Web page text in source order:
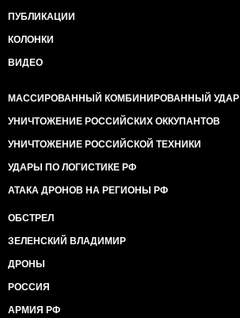
ПУБЛИКАЦИИ
КОЛОНКИ
ВИДЕО
МАССИРОВАННЫЙ КОМБИНИРОВАННЫЙ УДАР
УНИЧТОЖЕНИЕ РОССИЙСКИХ ОККУПАНТОВ
УНИЧТОЖЕНИЕ РОССИЙСКОЙ ТЕХНИКИ
УДАРЫ ПО ЛОГИСТИКЕ РФ
АТАКА ДРОНОВ НА РЕГИОНЫ РФ
ОБСТРЕЛ
ЗЕЛЕНСКИЙ ВЛАДИМИР
ДРОНЫ
РОССИЯ
АРМИЯ РФ